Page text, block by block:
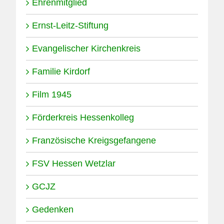
Ehrenmitglied
Ernst-Leitz-Stiftung
Evangelischer Kirchenkreis
Familie Kirdorf
Film 1945
Förderkreis Hessenkolleg
Französische Kreigsgefangene
FSV Hessen Wetzlar
GCJZ
Gedenken